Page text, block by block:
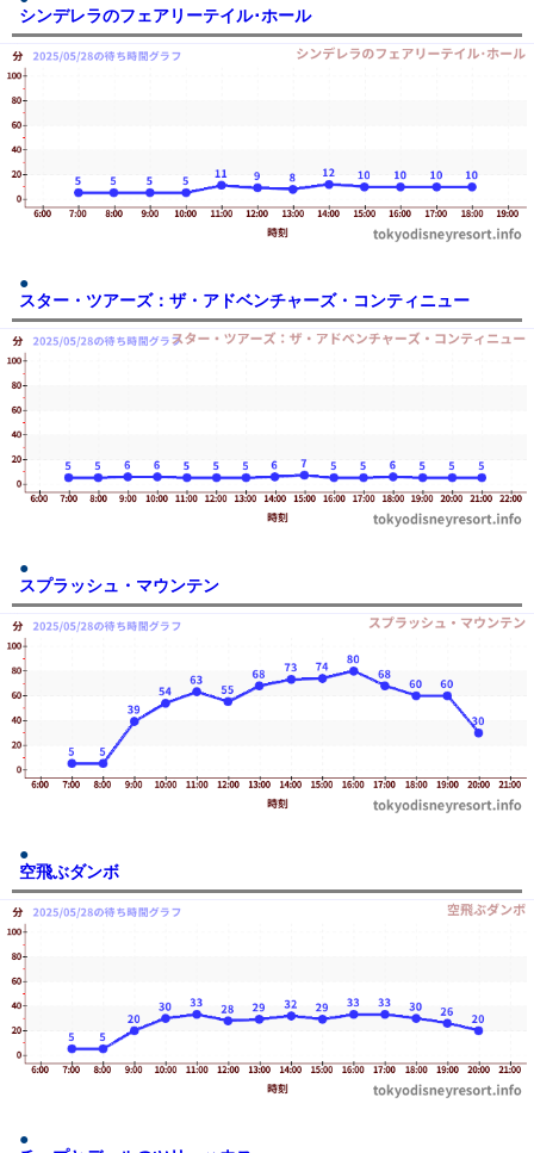
シンデレラのフェアリーテイル･ホール
スター・ツアーズ：ザ・アドベンチャーズ・コンティニュー
スプラッシュ・マウンテン
空飛ぶダンボ